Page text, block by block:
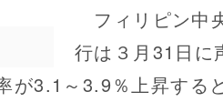
フィリピン中
行は３月31日に
が3.1～3.9％上昇する